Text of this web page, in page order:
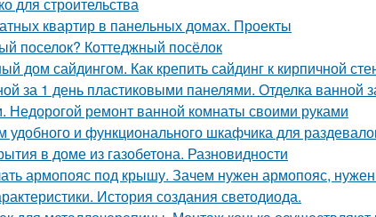
квартир в панельных домах. Проекты
поселок? Коттеджный посёлок
дом сайдингом. Как крепить сайдинг к кирпичной
за 1 день пластиковыми панелями. Отделка ванной
Недорогой ремонт ванной комнаты своими руками
удобного и функционального шкафчика для
в доме из газобетона. Разновидности
армопояс под крышу. Зачем нужен армопояс,
История создания светодиода.